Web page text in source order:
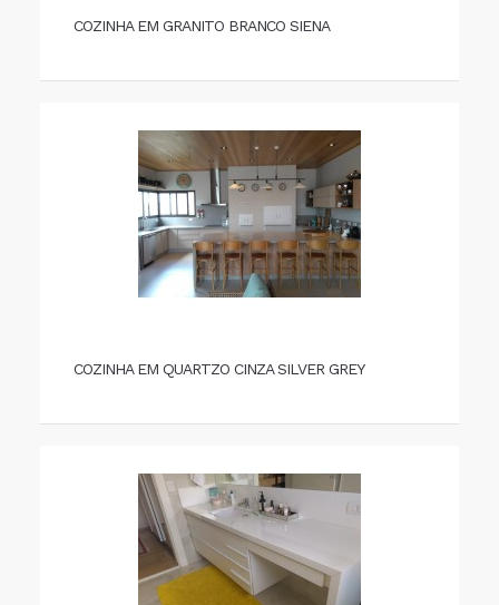
COZINHA EM GRANITO BRANCO SIENA
COZINHA EM QUARTZO CINZA SILVER GREY